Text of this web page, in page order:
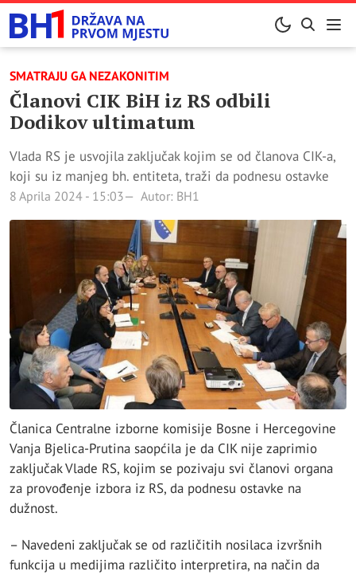
SMATRAJU GA NEZAKONITIM
Članovi CIK BiH iz RS odbili
Dodikov ultimatum
Vlada RS je usvojila zaključak kojim se od članova CIK-a,
koji su iz manjeg bh. entiteta, traži da podnesu ostavke
8 Aprila 2024 - 15:03 Autor: BH1
Članica Centralne izborne komisije Bosne i Hercegovine
Vanja Bjelica-Prutina saopćila je da CIK nije zaprimio
zaključak Vlade RS, kojim se pozivaju svi članovi organa
za provođenje izbora iz RS, da podnesu ostavke na
dužnost.
– Navedeni zaključak se od različitih nosilaca izvršnih
funkcija u medijima različito interpretira, na način da